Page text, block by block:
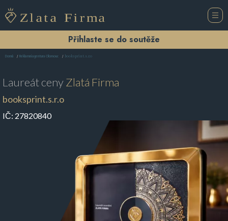
Přihlaste se do soutěže
Domů Reklamní agentura Olomouc booksprint.s.r.o
Laureát cenyZlatá Firma
booksprint.s.r.o
IČ: 27820840